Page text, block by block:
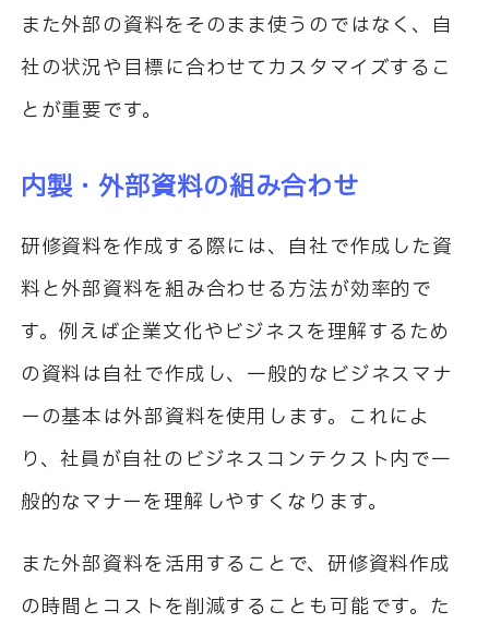
また外部の資料をそのまま使うのではなく、自
社の状況や目標に合わせてカスタマイズするこ
とが重要です。
内製・外部資料の組み合わせ
研修資料を作成する際には、自社で作成した資
料と外部資料を組み合わせる方法が効率的で
す。例えば企業文化やビジネスを理解するため
の資料は自社で作成し、一般的なビジネスマナ
ーの基本は外部資料を使用します。これによ
り、社員が自社のビジネスコンテクスト内で一
般的なマナーを理解しやすくなります。
また外部資料を活用することで、研修資料作成
の時間とコストを削減することも可能です。た